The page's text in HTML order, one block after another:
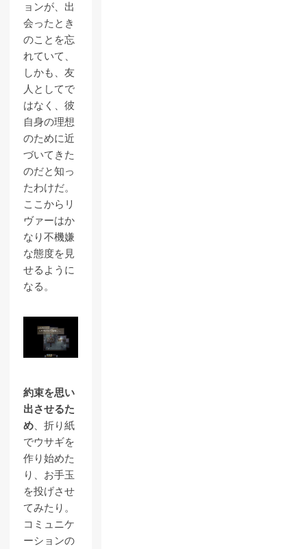
ョンが、出
会ったとき
のことを忘
れていて、
しかも、友
人としてで
はなく、彼
自身の理想
のために近
づいてきた
のだと知っ
たわけだ。
ここからリ
ヴァーはか
なり不機嫌
な態度を見
せるように
なる。
約束を思い
出させるた
め、折り紙
でウサギを
作り始めた
り、お手玉
を投げさせ
てみたり。
コミュニケ
ーションの